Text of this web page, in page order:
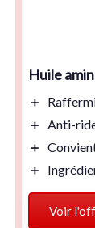
Huile
＋
＋ Anti-
＋
＋
Voir